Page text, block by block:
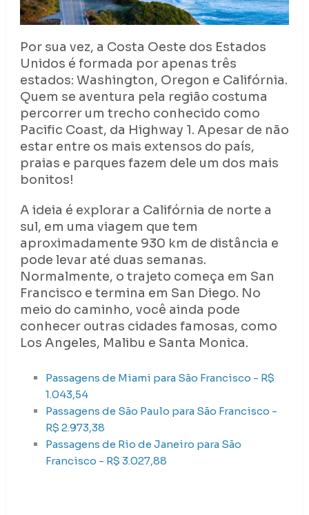
Por sua vez, a Costa Oeste dos Estados
Unidos é formada por apenas três
estados: Washington, Oregon e Califórnia.
Quem se aventura pela região costuma
percorrer um trecho conhecido como
Pacific Coast, da Highway 1. Apesar de não
estar entre os mais extensos do país,
praias e parques fazem dele um dos mais
bonitos!
A ideia é explorar a Califórnia de norte a
sul, em uma viagem que tem
aproximadamente 930 km de distância e
pode levar até duas semanas.
Normalmente, o trajeto começa em San
Francisco e termina em San Diego. No
meio do caminho, você ainda pode
conhecer outras cidades famosas, como
Los Angeles, Malibu e Santa Monica.
Passagens de Miami para São Francisco - R$
1.043,54
Passagens de São Paulo para São Francisco -
R$ 2.973,38
Passagens de Rio de Janeiro para São
Francisco - R$ 3.027,88